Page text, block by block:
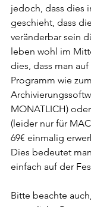
jedoch, dass dies
geschieht, dass
veränderbar sein
leben wohl im
dies, dass man
Programm wie
MONATLICH)
(leider nur für
69€ einmalig
Dies bedeutet
einfach auf der
Bitte beachte